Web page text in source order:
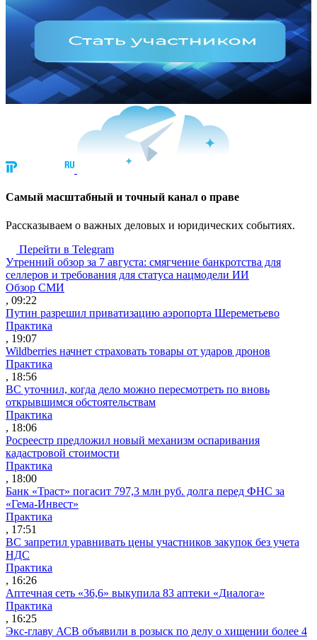
Cамый масштабный и точный канал о праве
Рассказываем о важных деловых и юридических событиях.
Перейти в Telegram
Утренний обзор за 7 августа: смягчение банкротства для
селлеров и требования для статуса нацмодели ИИ
Обзор СМИ
, 09:22
Путин разрешил приватизацию аэропорта Шереметьево
Практика
, 19:07
Wildberries начнет страховать товары от ударов дронов
Практика
, 18:56
ВС уточнил, когда дело можно пересмотреть по вновь
открывшимся обстоятельствам
Практика
, 18:06
Росреестр предложил новый механизм оспаривания
кадастровой стоимости
Практика
, 18:00
Банк «Траст» погасит 797,3 млн руб. долга перед ФНС за
«Гема-Инвест»
Практика
, 17:51
ВС запретил уравнивать цены участников закупок без учета
НДС
Практика
, 16:26
Аптечная сеть «36,6» выкупила 83 аптеки «Диалога»
Практика
, 16:25
Экс-главу АСВ объявили в розыск по делу о хищении более 4